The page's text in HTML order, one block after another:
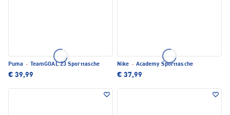
Puma · TeamGOAL 23 Sporttasche
€ 39,99
Nike · Academy Sporttasche
€ 37,99